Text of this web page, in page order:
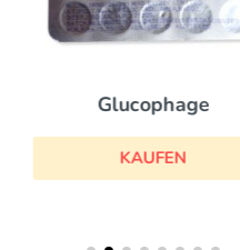
Glucophage
KAUFEN